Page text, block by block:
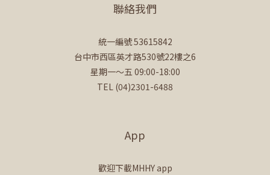
聯絡我們
統一編號 53615842
台中市西區英才路530號22樓之6
星期一～五 09:00-18:00
TEL (04)2301-6488
App
歡迎下載MHHY app